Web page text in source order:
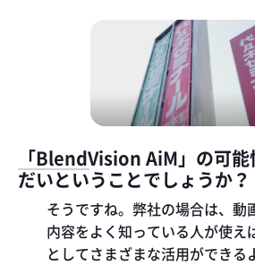
「BlendVision AiM」の可
だいということでしょうか？
そうですね。弊社の場合は、動
内容をよく知っている人が使え
としてさまざまな活用ができる